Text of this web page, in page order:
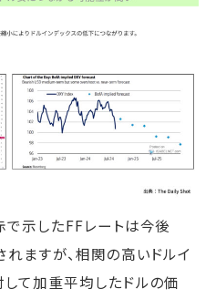
で示したFFレートは今後
ますが、相関の高いドルイ
て加重平均したドルの価